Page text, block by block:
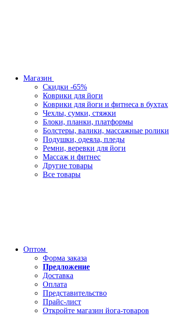
Магазин
Скидки -65%
Коврики для йоги
Коврики для йоги и фитнеса в бухтах
Чехлы, сумки, стяжки
Блоки, планки, платформы
Болстеры, валики, массажные ролики
Подушки, одеяла, пледы
Ремни, веревки для йоги
Массаж и фитнес
Другие товары
Все товары
Оптом
Форма заказа
Предложение
Доставка
Оплата
Представительство
Прайс-лист
Откройте магазин йога-товаров